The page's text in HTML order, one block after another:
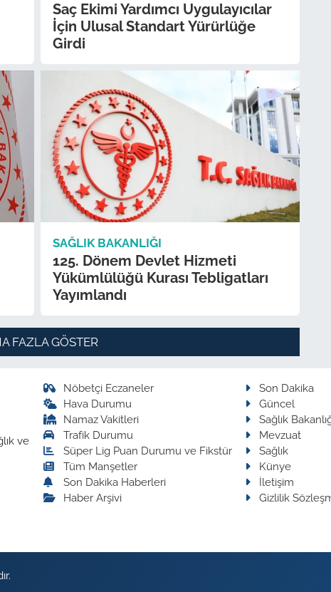
Saç Ekimi Yardımcı Uygulayıcılar
İçin Ulusal Standart Yürürlüğe
Girdi
SAĞLIK BAKANLIĞI
125. Dönem Devlet Hizmeti
Yükümlülüğü Kurası Tebligatları
Yayımlandı
FAZLA GÖSTER
ve
Nöbetçi Eczaneler
Hava Durumu
Namaz Vakitleri
Trafik Durumu
Süper Lig Puan Durumu ve Fikstür
Tüm Manşetler
Son Dakika Haberleri
Haber Arşivi
Son Dakika
Güncel
Sağlık
Mevzuat
Sağlık
Künye
İletişim
Gizlilik